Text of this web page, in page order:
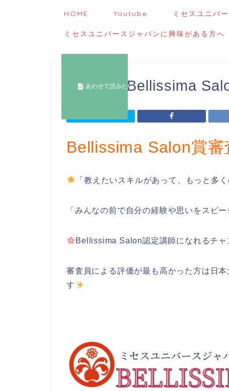
HOME Youtube ミセスユニバ
ミセスユニバースジャパンに興味がある方へ
～概要～Bellissima
Bellissima Salon賞審
「教えたいスキルがあって、もっと多
「みんなの前で自分の経験や思いをスピ
Bellissima Salon認定講師になれるチャ
審査員による評価が最も高かった方は日本
す